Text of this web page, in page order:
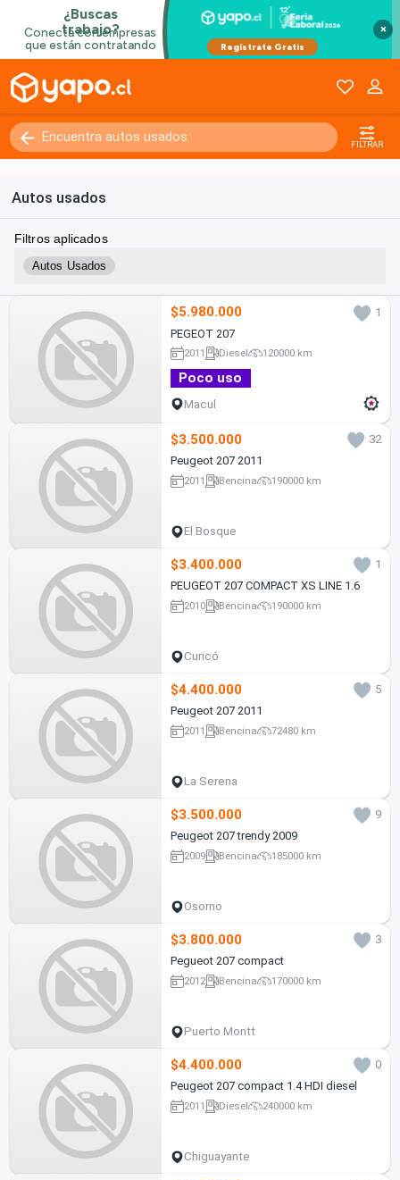
×
FILTRAR
Autos usados
Filtros aplicados
Autos Usados
$5.980.000
1
PEGEOT 207
2011 Diesel 120000 km
Poco uso
Macul
$3.500.000
32
Peugeot 207 2011
2011 Bencina 190000 km
El Bosque
$3.400.000
1
PEUGEOT 207 COMPACT XS LINE 1.6
2010 Bencina 190000 km
Curicó
$4.400.000
5
Peugeot 207 2011
2011 Bencina 72480 km
La Serena
$3.500.000
9
Peugeot 207 trendy 2009
2009 Bencina 185000 km
Osorno
$3.800.000
3
Pegueot 207 compact
2012 Bencina 170000 km
Puerto Montt
$4.400.000
0
Peugeot 207 compact 1.4 HDI diesel
2011 Diesel 240000 km
Chiguayante